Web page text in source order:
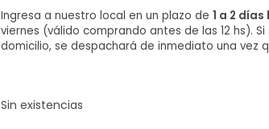
Ingresa a nuestro local en un plazo de 1 a 2 días
viernes (válido comprando antes de las 12 hs).
domicilio, se despachará de inmediato una vez
Sin existencias